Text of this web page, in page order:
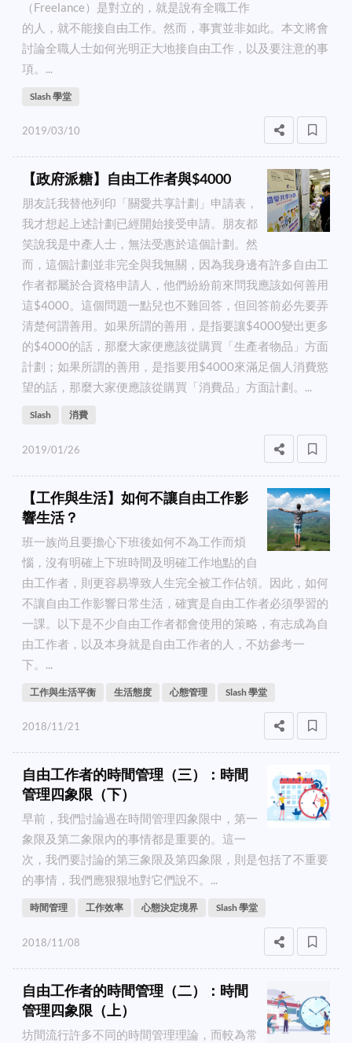
（Freelance）是對立的，就是說有全職工作
的人，就不能接自由工作。然而，事實並非如此。本文將會
討論全職人士如何光明正大地接自由工作，以及要注意的事
項。...
Slash 學堂
2019/03/10
【政府派糖】自由工作者與$4000
朋友託我替他列印「關愛共享計劃」申請表，
我才想起上述計劃已經開始接受申請。朋友都
笑說我是中產人士，無法受惠於這個計劃。然
而，這個計劃並非完全與我無關，因為我身邊有許多自由工
作者都屬於合資格申請人，他們紛紛前來問我應該如何善用
這$4000。這個問題一點兒也不難回答，但回答前必先要弄
清楚何謂善用。如果所謂的善用，是指要讓$4000變出更多
的$4000的話，那麼大家便應該從購買「生產者物品」方面
計劃；如果所謂的善用，是指要用$4000來滿足個人消費慾
望的話，那麼大家便應該從購買「消費品」方面計劃。...
Slash 消費
2019/01/26
【工作與生活】如何不讓自由工作影
響生活？
班一族尚且要擔心下班後如何不為工作而煩
惱，沒有明確上下班時間及明確工作地點的自
由工作者，則更容易導致人生完全被工作佔領。因此，如何
不讓自由工作影響日常生活，確實是自由工作者必須學習的
一課。以下是不少自由工作者都會使用的策略，有志成為自
由工作者，以及本身就是自由工作者的人，不妨參考一
下。...
工作與生活平衡 生活態度 心態管理 Slash 學堂
2018/11/21
自由工作者的時間管理（三）：時間
管理四象限（下）
早前，我們討論過在時間管理四象限中，第一
象限及第二象限內的事情都是重要的。這一
次，我們要討論的第三象限及第四象限，則是包括了不重要
的事情，我們應狠狠地對它們說不。...
時間管理 工作效率 心態決定境界 Slash 學堂
2018/11/08
自由工作者的時間管理（二）：時間
管理四象限（上）
坊間流行許多不同的時間管理理論，而較為常